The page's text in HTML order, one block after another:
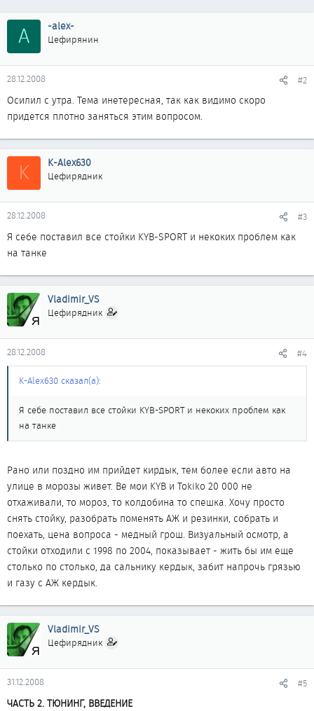
A -alex-
Цефирянин
28.12.2008 #2
Осилил с утра. Тема инетересная, так как видимо скоро
придется плотно заняться этим вопросом.
K K-Alex630
Цефирядник
28.12.2008 #3
Я себе поставил все стойки KYB-SPORT и некоких проблем как
на танке
Vladimir_VS
Цефирядник
28.12.2008 #4
K-Alex630 сказал(а):
Я себе поставил все стойки KYB-SPORT и некоких проблем как
на танке
Рано или поздно им прийдет кирдык, тем более если авто на
улице в морозы живет. Ве мои KYB и Tokiko 20 000 не
отхаживали, то мороз, то колдобина то спешка. Хочу просто
снять стойку, разобрать поменять АЖ и резинки, собрать и
поехать, цена вопроса - медный грош. Визуальный осмотр, а
стойки отходили с 1998 по 2004, показывает - жить бы им еще
столько по столько, да сальнику кердык, забит напрочь грязью
и газу с АЖ кердык.
Vladimir_VS
Цефирядник
31.12.2008 #5
ЧАСТЬ 2. ТЮНИНГ, ВВЕДЕНИЕ